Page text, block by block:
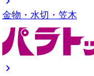
金物・水切・笠木
chevron_right